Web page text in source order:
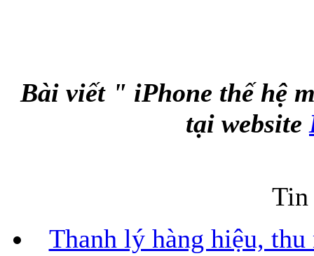
Bài viết " iPhone thế hệ
tại website
Tin
Thanh lý hàng hiệu,